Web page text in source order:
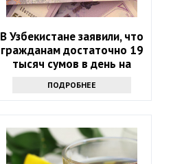
В Узбекистане заявили, что
гражданам достаточно 19
тысяч сумов в день на
ПОДРОБНЕЕ